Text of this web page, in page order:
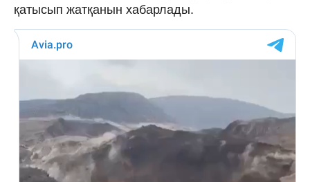
қатысып жатқанын хабарлады.